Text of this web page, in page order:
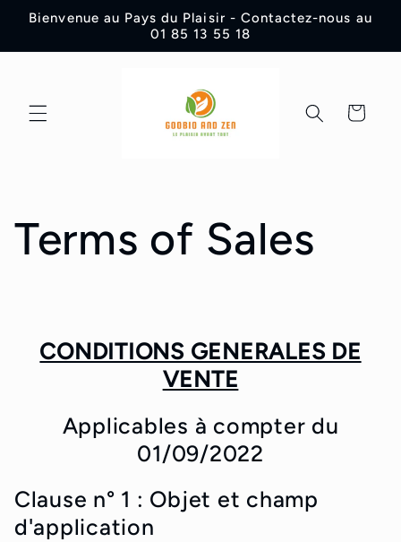
Skip to
Bienvenue au Pays du Plaisir - Contactez-nous au
01 85 13 55 18
Cart
Terms of Sales
CONDITIONS GENERALES DE
VENTE
Applicables à compter du
01/09/2022
Clause n° 1 : Objet et champ
d'application